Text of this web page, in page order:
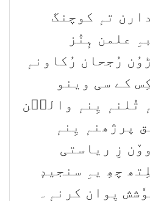
تہٕ کوچنگ
علمن ہٕنٛز
رُجحان رُکاونہٕ
کے سی وینو
تُلنہٕ یِنہٕ والٮ۪ن
پرژھنہٕ یِنہٕ
زِ ریاستی
چھِ یہِ سنجیدٕ
یِوان کرنہٕ۔